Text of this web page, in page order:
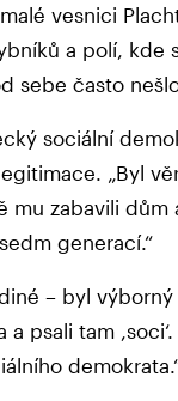
vesnici
a polí, kde
sebe často
sociální
„Byl
mu zabavili dům
generací.“
– byl výborný
a psali tam